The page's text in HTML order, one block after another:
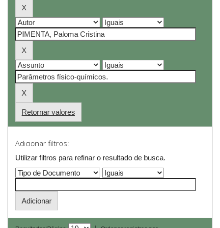
Retornar valores
Adicionar filtros:
Utilizar filtros para refinar o resultado de busca.